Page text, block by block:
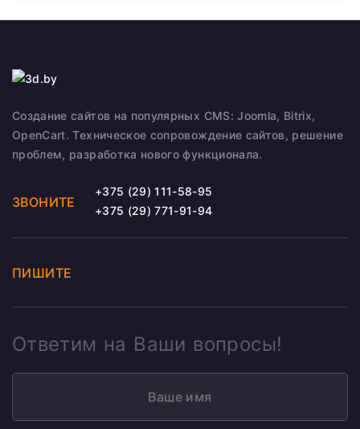
Создание сайтов на популярных CMS: Joomla, Bitrix,
OpenCart. Техническое сопровождение сайтов, решение
проблем, разработка нового функционала.
ЗВОНИТЕ
+375 (29) 111-58-95
+375 (29) 771-91-94
ПИШИТЕ
Ответим на Ваши вопросы!